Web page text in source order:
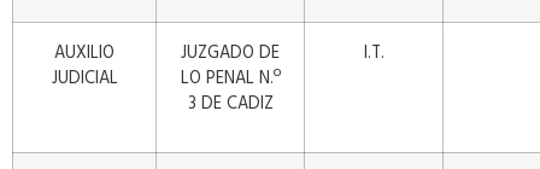
AUXILIO
JUDICIAL
JUZGADO DE
LO PENAL N.º
3 DE CADIZ
I.T.